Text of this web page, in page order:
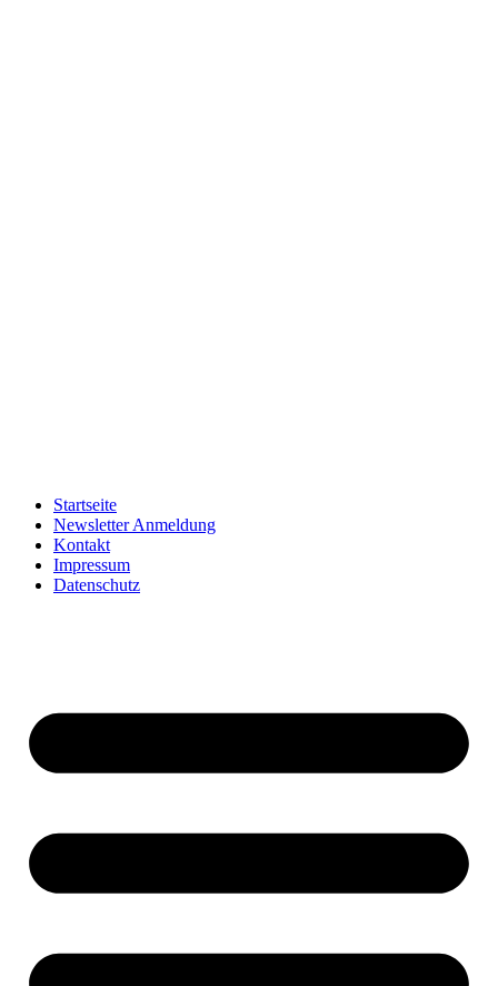
Startseite
Newsletter Anmeldung
Kontakt
Impressum
Datenschutz